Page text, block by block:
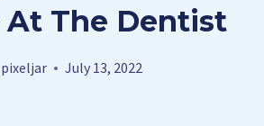
At The Dentist
pixeljar July 13, 2022